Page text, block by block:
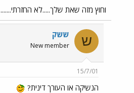
וחוץ מזה שאת שלך.....לא החזרתי.......
ש ששק
New member
15/7/01
הנשיקה או העורך דינית?